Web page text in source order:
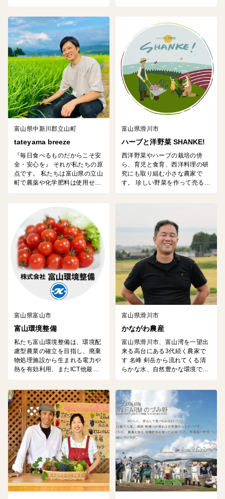
提供できるようにと、日々頑張
っております。
富山県中新川郡立山町
tateyama breeze
『毎日食べるものだからこそ安
全・安心を』 それが私たちの原
点です。 私たちは富山県の立山
町で農薬や化学肥料は使用せず
用せずに安心して食べれる栽培
をしています。 お米は3000m
級の北アルプスからの雪解け水
が夏でも冷たく、綺麗なお水で
育てています。 昼夜の寒暖差に
よりお米を育てる環境には適し
ており、栽培に使用する肥料
も...
富山県滑川市
ハーブと洋野菜 SHANKE!
西洋野菜やハーブの栽培の傍
ら、育児と食育、西洋料理の研
究にも取り組む小さな農家で
す。 珍しい野菜を作って売るだ
楽しんでいただければと願って
います。
富山県富山市
富山環境整備
私たち富山環境整備は、環境配
慮型農業の確立を目指し、廃棄
物処理施設から生まれる電力や
熱を有効利用、またICT他最新
生産・販売を行なっています。
------------------主な取り扱い
（予定）商品------------------ ★
フルーツトマト 甘味・旨味・
栄養満点！『富山県産フルーツ
トマト』 ※品種は『フルティ
カ』とな...
富山県滑川市
かながわ農産
富山県滑川市、富山湾を一望出
来る高台にある3代続く農家で
す 名峰 剣岳から流れてくる清
らかな水、自然豊かな環境で生